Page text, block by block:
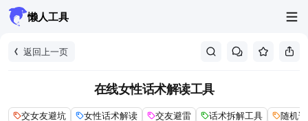
懒人工具
返回上一页
在线女性话术解读工具
交女友避坑 女性话术解读 交友避雷 话术拆解工具 随机